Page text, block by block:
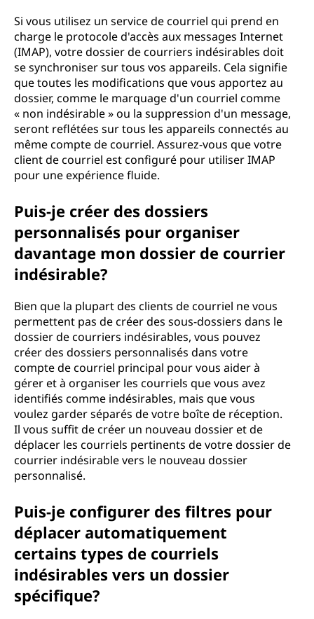
Si vous utilisez un service de courriel qui prend en
charge le protocole d'accès aux messages Internet
(IMAP), votre dossier de courriers indésirables doit
se synchroniser sur tous vos appareils. Cela signifie
que toutes les modifications que vous apportez au
dossier, comme le marquage d'un courriel comme
« non indésirable » ou la suppression d'un message,
seront reflétées sur tous les appareils connectés au
même compte de courriel. Assurez-vous que votre
client de courriel est configuré pour utiliser IMAP
pour une expérience fluide.
Puis-je créer des dossiers
personnalisés pour organiser
davantage mon dossier de courrier
indésirable?
Bien que la plupart des clients de courriel ne vous
permettent pas de créer des sous-dossiers dans le
dossier de courriers indésirables, vous pouvez
créer des dossiers personnalisés dans votre
compte de courriel principal pour vous aider à
gérer et à organiser les courriels que vous avez
identifiés comme indésirables, mais que vous
voulez garder séparés de votre boîte de réception.
Il vous suffit de créer un nouveau dossier et de
déplacer les courriels pertinents de votre dossier de
courrier indésirable vers le nouveau dossier
personnalisé.
Puis-je configurer des filtres pour
déplacer automatiquement
certains types de courriels
indésirables vers un dossier
spécifique?